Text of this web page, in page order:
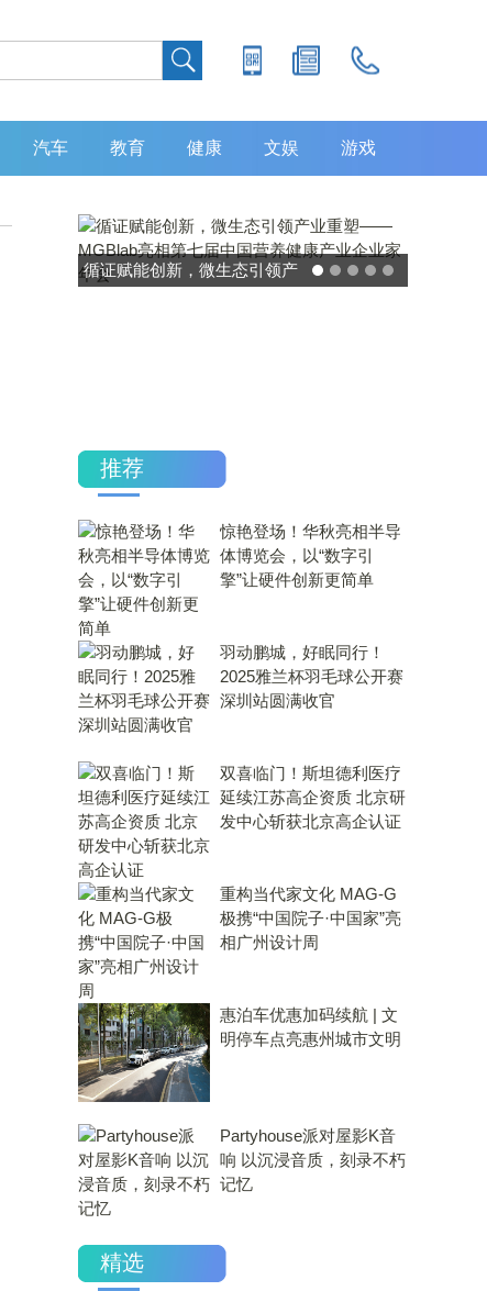
汽车 教育 健康 文娱 游戏
循证赋能创新，微生态引领产
推荐
惊艳登场！华秋亮相半导
体博览会，以“数字引
擎”让硬件创新更简单
羽动鹏城，好眠同行！
2025雅兰杯羽毛球公开赛
深圳站圆满收官
双喜临门！斯坦德利医疗
延续江苏高企资质 北京研
发中心斩获北京高企认证
重构当代家文化 MAG-G
极携“中国院子·中国家”亮
相广州设计周
惠泊车优惠加码续航 | 文
明停车点亮惠州城市文明
Partyhouse派对屋影K音
响 以沉浸音质，刻录不朽
记忆
精选